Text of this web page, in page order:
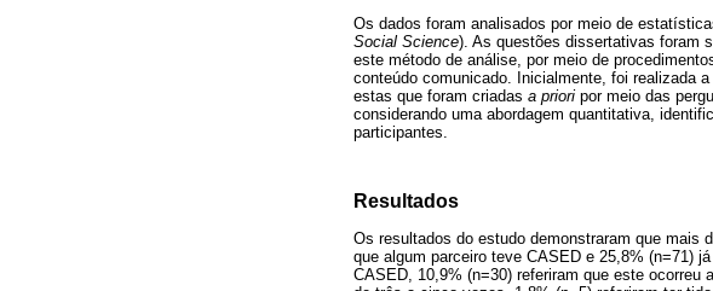
Os dados foram analisados por meio de
Social Science). As questões dissertativas foram
este método de análise, por meio de
conteúdo comunicado. Inicialmente, foi realizada
estas que foram criadas a priori por meio das
considerando uma abordagem quantitativa,
participantes.
Resultados
Os resultados do estudo demonstraram que mais
que algum parceiro teve CASED e 25,8% (n=71)
CASED, 10,9% (n=30) referiram que este